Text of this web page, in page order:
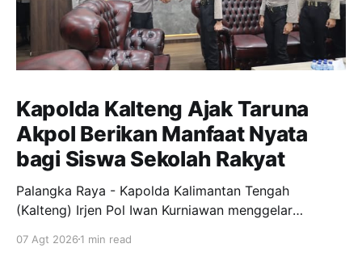
Kapolda Kalteng Ajak Taruna
Akpol Berikan Manfaat Nyata
bagi Siswa Sekolah Rakyat
Palangka Raya - Kapolda Kalimantan Tengah
(Kalteng) Irjen Pol Iwan Kurniawan menggelar
tingkat IV bertempat di ruang kerjanya, Jumat
07 Agt 2026 1 min read